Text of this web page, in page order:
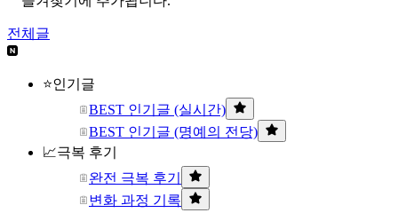
전체글
⭐인기글
BEST 인기글 (실시간)
BEST 인기글 (명예의 전당)
📈극복 후기
완전 극복 후기
변화 과정 기록